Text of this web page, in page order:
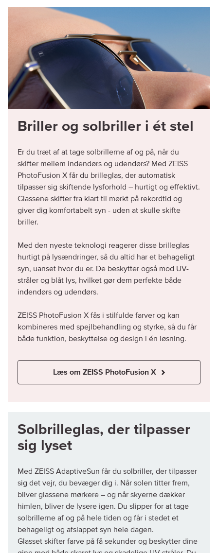
Briller og solbriller i ét stel
Er du træt af at tage solbrillerne af og på, når du
skifter mellem indendørs og udendørs? Med ZEISS
PhotoFusion X får du brilleglas, der automatisk
tilpasser sig skiftende lysforhold – hurtigt og effektivt.
Glassene skifter fra klart til mørkt på rekordtid og
giver dig komfortabelt syn - uden at skulle skifte
briller.
Med den nyeste teknologi reagerer disse brilleglas
hurtigt på lysændringer, så du altid har et behageligt
syn, uanset hvor du er. De beskytter også mod UV-
stråler og blåt lys, hvilket gør dem perfekte både
indendørs og udendørs.
ZEISS PhotoFusion X fås i stilfulde farver og kan
kombineres med spejlbehandling og styrke, så du får
både funktion, beskyttelse og design i én løsning.
Læs om ZEISS PhotoFusion X
Solbrilleglas, der tilpasser
sig lyset
Med ZEISS AdaptiveSun får du solbriller, der tilpasser
sig det vejr, du bevæger dig i. Når solen titter frem,
bliver glassene mørkere – og når skyerne dækker
himlen, bliver de lysere igen. Du slipper for at tage
solbrillerne af og på hele tiden og får i stedet et
behageligt og afslappet syn hele dagen.
Glasset skifter farve på få sekunder og beskytter dine